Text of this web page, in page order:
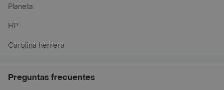
Planeta
HP
Carolina herrera
Preguntas frecuentes